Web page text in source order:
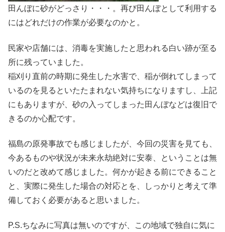
田んぼに砂がどっさり・・・。再び田んぼとして利用する
にはどれだけの作業が必要なのかと。
民家や店舗には、消毒を実施したと思われる白い跡が至る
所に残っていました。
稲刈り直前の時期に発生した水害で、稲が倒れてしまって
いるのを見るといたたまれない気持ちになりますし、上記
にもありますが、砂の入ってしまった田んぼなどは復旧で
きるのか心配です。
福島の原発事故でも感じましたが、今回の災害を見ても、
今あるものや状況が未来永劫絶対に安泰、ということは無
いのだと改めて感じました。何かが起きる前にできること
と、実際に発生した場合の対応とを、しっかりと考えて準
備しておく必要があると思いました。
P.S.ちなみに写真は無いのですが、この地域で独自に気に